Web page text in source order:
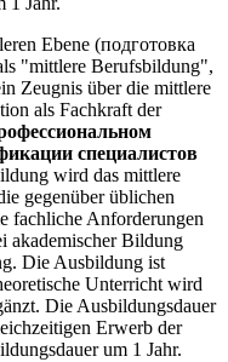
Ebene (подготовка
"mittlere Berufsbildung",
Zeugnis über die mittlere
als Fachkraft der
специалистов
wird das mittlere
gegenüber üblichen
fachliche Anforderungen
akademischer Bildung
Die Ausbildung ist
Unterricht wird
Die Ausbildungsdauer
Erwerb der
um 1 Jahr.